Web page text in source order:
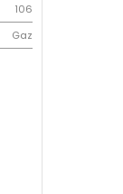
106
Gaz